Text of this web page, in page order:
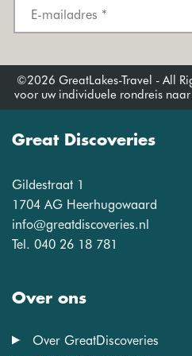
©2026 GreatLakes-Travel - All
voor uw individuele rondreis
Great Discoveries
Gildestraat 1
1704 AG Heerhugowaard
info@greatdiscoveries.nl
Tel. 040 26 18 781
Over ons
Over GreatDiscoveries